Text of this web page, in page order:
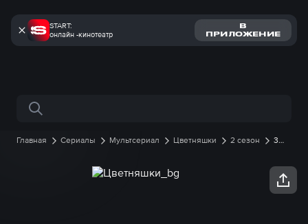
START:
онлайн -кинотеатр
В
ПРИЛОЖЕНИЕ
Поиск по сайту
Главная Сериалы Мультсериал Цветняшки 2 сезон
3